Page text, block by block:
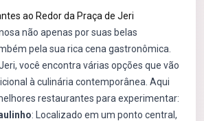
ao Redor da Praça de Jeri
não apenas por suas belas
pela sua rica cena gastronômica.
você encontra várias opções que vão
à culinária contemporânea. Aqui
restaurantes para experimentar:
: Localizado em um ponto central,